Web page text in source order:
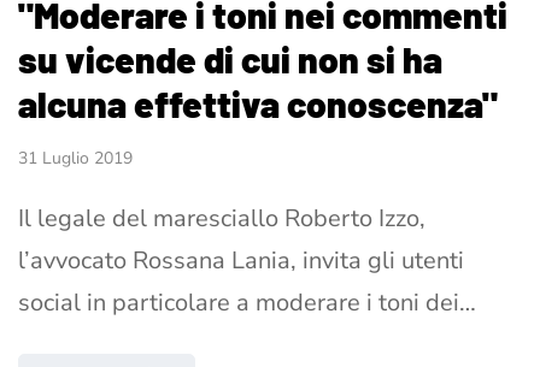
"Moderare i toni nei commenti
su vicende di cui non si ha
alcuna effettiva conoscenza"
31 Luglio 2019
Il legale del maresciallo Roberto Izzo,
l’avvocato Rossana Lania, invita gli utenti
social in particolare a moderare i toni dei…